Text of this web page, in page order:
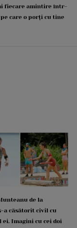
fiecare amintire într-
care o porți cu tine
de la
a căsătorit civil cu
ei. Imagini cu cei doi